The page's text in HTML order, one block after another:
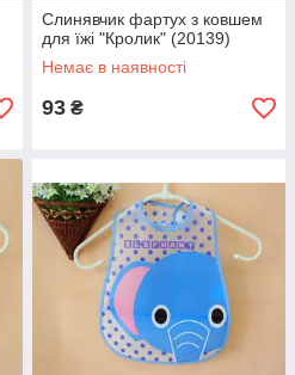
Слинявчик фартух з ковшем
для їжі "Кролик" (20139)
Немає в наявності
93 ₴